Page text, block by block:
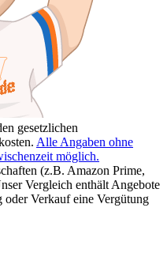
gesetzlichen
Alle Angaben ohne
möglich.
(z.B. Amazon Prime,
Vergleich enthält Angebote
oder Verkauf eine Vergütung